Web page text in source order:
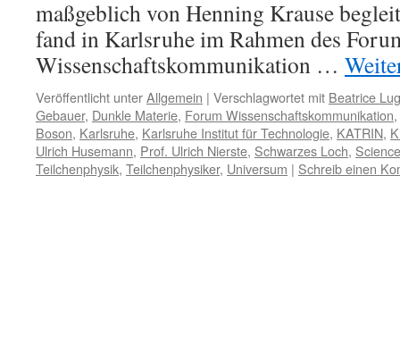
maßgeblich von Henning Krause
fand in Karlsruhe im Rahmen des
Wissenschaftskommunikation …
Veröffentlicht unterAllgemein | Verschlagwortet mit Beatrice
Gebauer, Dunkle Materie, Forum Wissenschaftskommunikation,
Boson, Karlsruhe, Karlsruhe Institut für Technologie, KATRIN,
Ulrich Husemann, Prof. Ulrich Nierste, Schwarzes Loch,
Teilchenphysik, Teilchenphysiker, Universum | Schreib einen